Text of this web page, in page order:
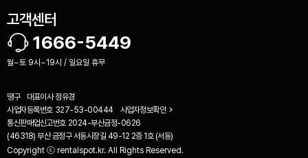
고객센터
1666-5449
월~토 9시~19시 / 일요일 휴무
땡구 대표이사 정유경
사업자등록번호 327-53-00444
사업자정보확인
통신판매업신고번호 2024-부산금정-0626
(46318) 부산 금정구 서동시장길 49-12 2층 1호 (서동)
Copyright ⓒ rentalspot.kr. All Rights Reserved.